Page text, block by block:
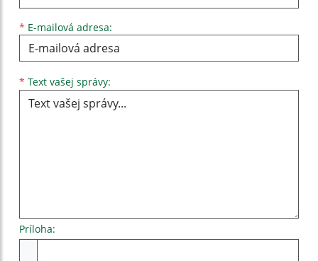
* E-mailová adresa:
* Text vašej správy:
Príloha: